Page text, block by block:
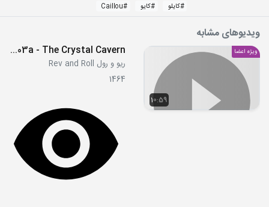
#کایلو #کایو #
Caillou
ویدیوهای مشابه
10:59
ویژه اعضا S1E03a - The Crystal Cavern
ریو و رول Rev and Roll
1464